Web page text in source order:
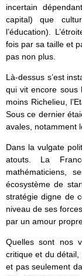
incertain
capital) que
l’éducation).
fois par sa taille et
pas non plus.
Là-dessus s’est
qui vit encore sous
moins Richelieu,
Sous ce dernier
avales, notamment
Dans la vulgate
atouts. La
mathématiciens,
écosystème de
stratégie digne de
niveau de ses
par un amour
Quelles sont nos
critique et du détail,
et pas seulement